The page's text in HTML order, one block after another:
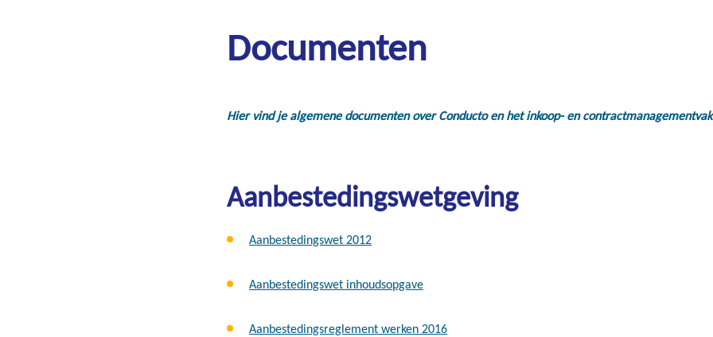
Documenten
Hier vind je algemene documenten over Conducto en het inkoop- en
Aanbestedingswetgeving
Aanbestedingswet 2012
Aanbestedingswet inhoudsopgave
Aanbestedingsreglement werken 2016